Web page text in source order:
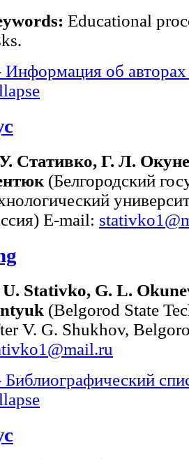
Educational
Информация об
Стативко, Г. Л.
(Белгородский
E-mail:
Stativko, G. L.
(Belgorod State
V. G. Shukhov,
Библиографический